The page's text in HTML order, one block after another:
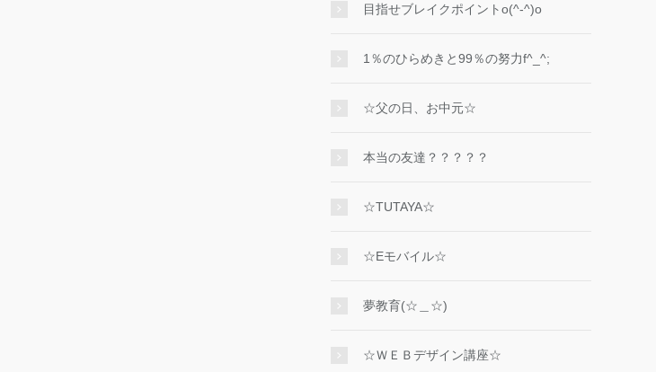
目指せブレイクポイントo(^-^)o
1％のひらめきと99％の努力f^_^;
☆父の日、お中元☆
本当の友達？？？？？
☆TUTAYA☆
☆Eモバイル☆
夢教育(☆＿☆)
☆ＷＥＢデザイン講座☆